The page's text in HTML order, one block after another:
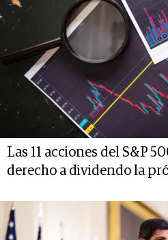
Las 11 acciones del S&P
derecho a dividendo la